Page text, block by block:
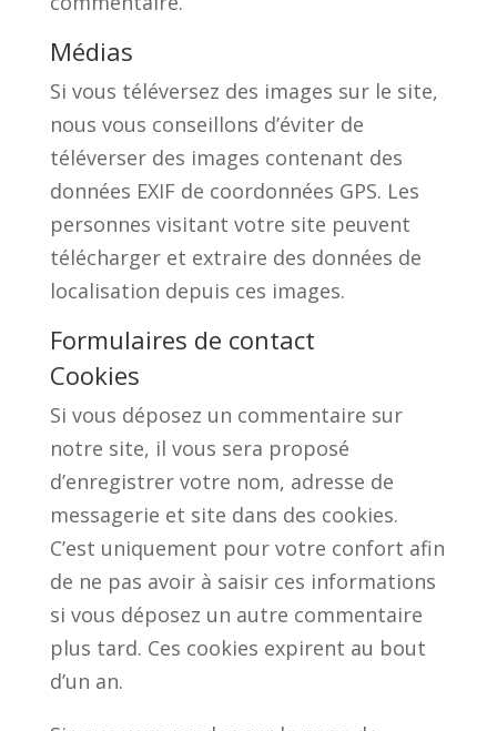
Médias
Si vous téléversez des images sur le site,
nous vous conseillons d’éviter de
téléverser des images contenant des
données EXIF de coordonnées GPS. Les
personnes visitant votre site peuvent
télécharger et extraire des données de
localisation depuis ces images.
Formulaires de contact
Cookies
Si vous déposez un commentaire sur
notre site, il vous sera proposé
d’enregistrer votre nom, adresse de
messagerie et site dans des cookies.
C’est uniquement pour votre confort afin
de ne pas avoir à saisir ces informations
si vous déposez un autre commentaire
plus tard. Ces cookies expirent au bout
d’un an.